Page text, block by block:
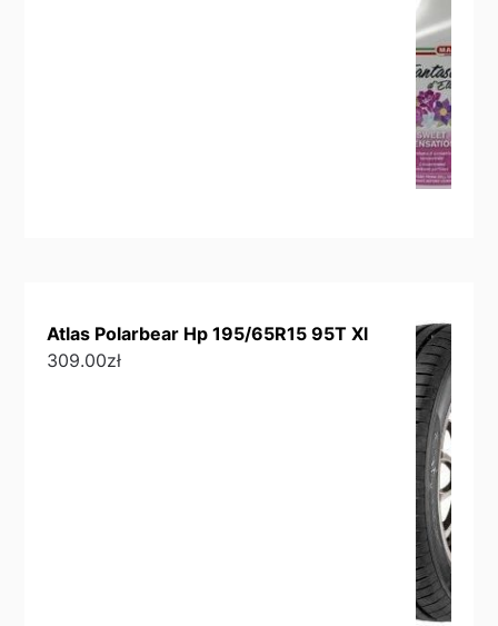
Atlas Polarbear Hp 195/65R15 95T Xl
309.00zł